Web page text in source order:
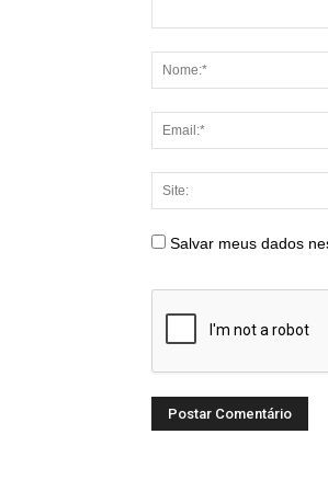
Salvar meus dados